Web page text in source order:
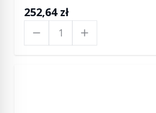
252,64 zł